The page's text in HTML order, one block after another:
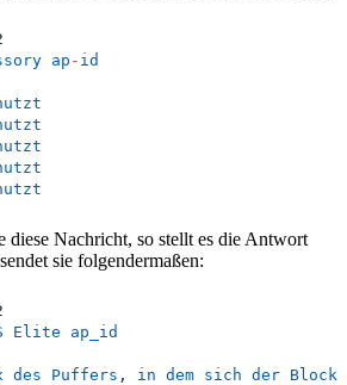
ap - id
Nachricht, so stellt es die Antwort
sie folgendermaßen:
Elite
ap_id
des Puffers , in dem sich der Block